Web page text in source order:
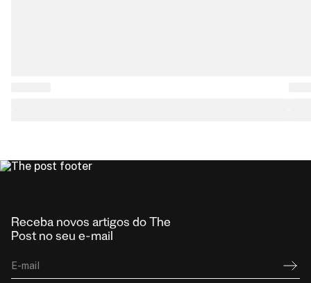
Receba novos artigos do The
Post no seu e-mail
E-mail